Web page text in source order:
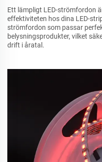
Ett lämpligt LED-strömfordon
effektiviteten hos dina LED-
strömfordon som passar
belysningsprodukter, vilket
drift i åratal.